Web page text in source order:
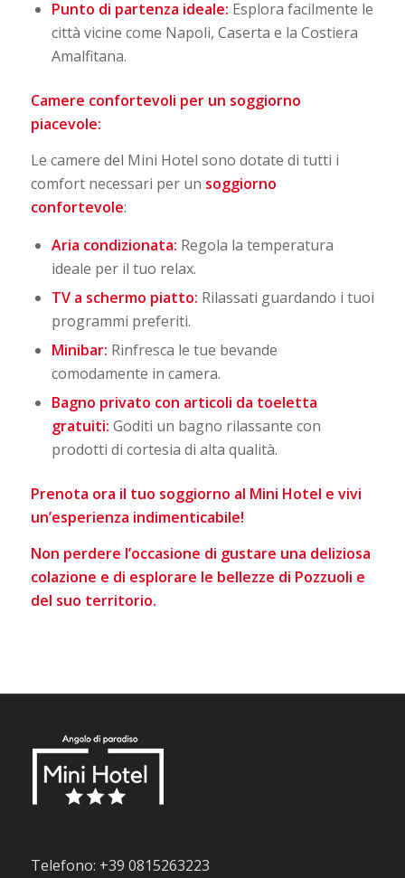
Punto di partenza ideale: Esplora facilmente le
città vicine come Napoli, Caserta e la Costiera
Amalfitana.
Camere confortevoli per un soggiorno
piacevole:
Le camere del Mini Hotel sono dotate di tutti i
comfort necessari per un soggiorno
confortevole:
Aria condizionata: Regola la temperatura
ideale per il tuo relax.
TV a schermo piatto: Rilassati guardando i tuoi
programmi preferiti.
Minibar: Rinfresca le tue bevande
comodamente in camera.
Bagno privato con articoli da toeletta
gratuiti: Goditi un bagno rilassante con
prodotti di cortesia di alta qualità.
Prenota ora il tuo soggiorno al Mini Hotel e vivi
un’esperienza indimenticabile!
Non perdere l’occasione di gustare una deliziosa
colazione e di esplorare le bellezze di Pozzuoli e
del suo territorio.
Telefono: +39 0815263223